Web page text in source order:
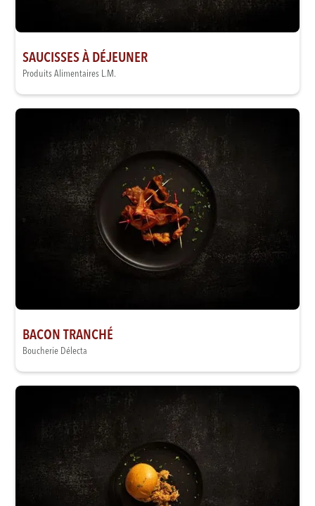
SAUCISSES À DÉJEUNER
Produits Alimentaires L.M.
BACON TRANCHÉ
Boucherie Délecta